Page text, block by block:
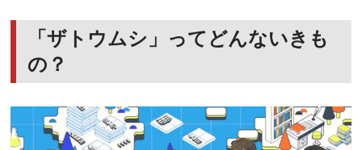
「ザトウムシ」ってどんないきも
の？